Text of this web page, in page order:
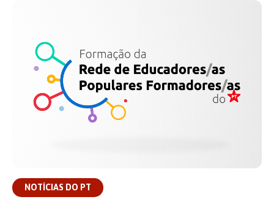
NOTÍCIAS DO PT